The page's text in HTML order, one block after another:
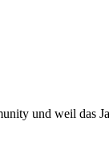
und weil das